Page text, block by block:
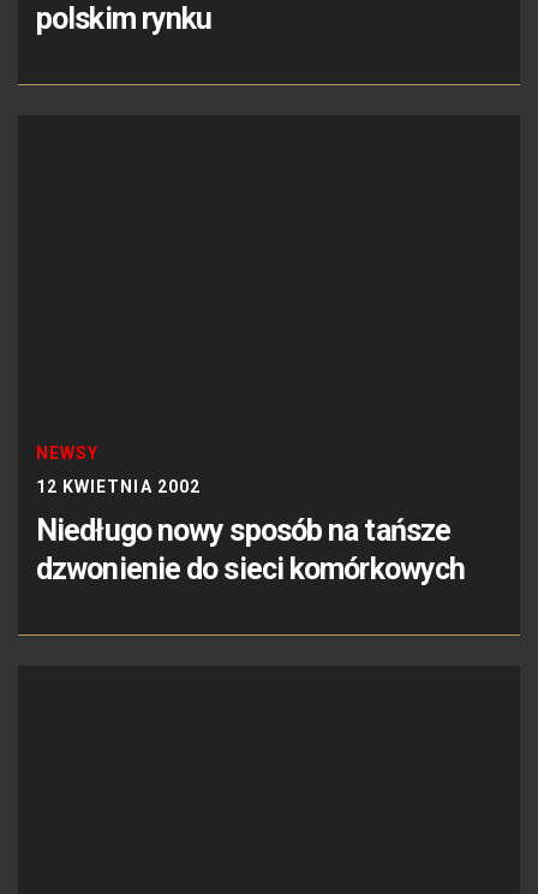
polskim rynku
NEWSY
12 KWIETNIA 2002
Niedługo nowy sposób na tańsze
dzwonienie do sieci komórkowych